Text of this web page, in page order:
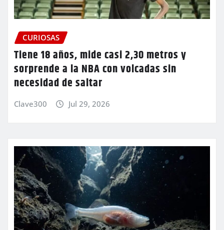
CURIOSAS
Tiene 18 años, mide casi 2,30 metros y
sorprende a la NBA con volcadas sin
necesidad de saltar
Clave300 Jul 29, 2026